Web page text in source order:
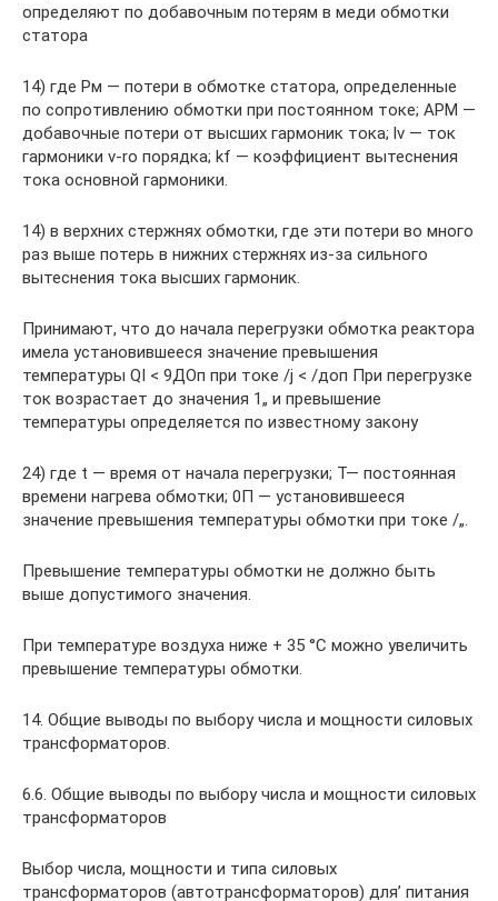
определяют по добавочным потерям в меди обмотки
статора
14) где Рм — потери в обмотке статора, определенные
по сопротивлению обмотки при постоянном токе; АРМ —
добавочные потери от высших гармоник тока; lv — ток
гармоники v-ro порядка; kf — коэффициент вытеснения
тока основной гармоники.
14) в верхних стержнях обмотки, где эти потери во много
раз выше потерь в нижних стержнях из-за сильного
вытеснения тока высших гармоник.
Принимают, что до начала перегрузки обмотка реактора
имела установившееся значение превышения
температуры QI < 9ДОп при токе /j < /доп При перегрузке
ток возрастает до значения 1„ и превышение
температуры определяется по известному закону
24) где t — время от начала перегрузки; Т— постоянная
времени нагрева обмотки; 0П — установившееся
значение превышения температуры обмотки при токе /„.
Превышение температуры обмотки не должно быть
выше допустимого значения.
При температуре воздуха ниже + 35 °С можно увеличить
превышение температуры обмотки.
14. Общие выводы по выбору числа и мощности силовых
трансформаторов.
6.6. Общие выводы по выбору числа и мощности силовых
трансформаторов
Выбор числа, мощности и типа силовых
трансформаторов (автотранс­форматоров) для’ питания